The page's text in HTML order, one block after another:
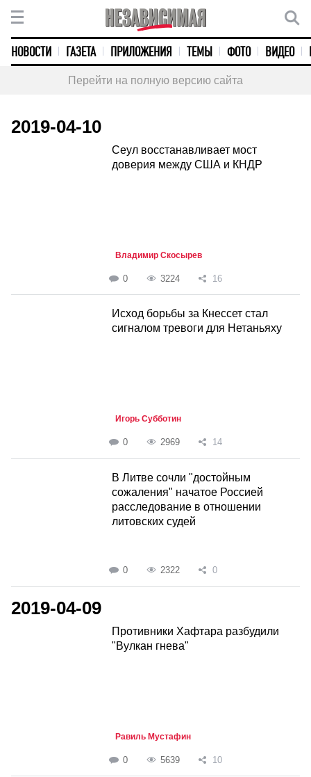
НОВОСТИ ГАЗЕТА ПРИЛОЖЕНИЯ ТЕМЫ ФОТО ВИДЕО
Перейти на полную версию сайта
2019-04-10
Сеул восстанавливает мост
доверия между США и КНДР
Владимир Скосырев
0 3224 16
Исход борьбы за Кнессет стал
сигналом тревоги для Нетаньяху
Игорь Субботин
0 2969 14
В Литве сочли "достойным
сожаления" начатое Россией
расследование в отношении
литовских судей
0 2322 0
2019-04-09
Противники Хафтара разбудили
"Вулкан гнева"
Равиль Мустафин
0 5639 10